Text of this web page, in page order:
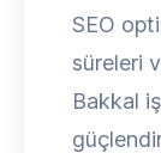
SEO
süreleri
Bakkal